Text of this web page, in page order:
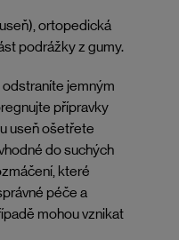
ortopedická
podrážky z gumy.
jemným
přípravky
useň ošetřete
do suchých
které
péče a
mohou vznikat